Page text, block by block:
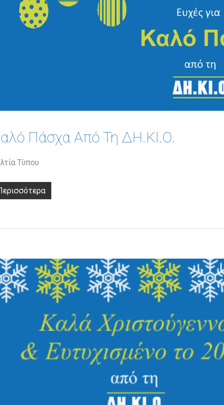
Πάσχα Από Τη ΔΗ.ΚΙ.Ο.
Τύπου